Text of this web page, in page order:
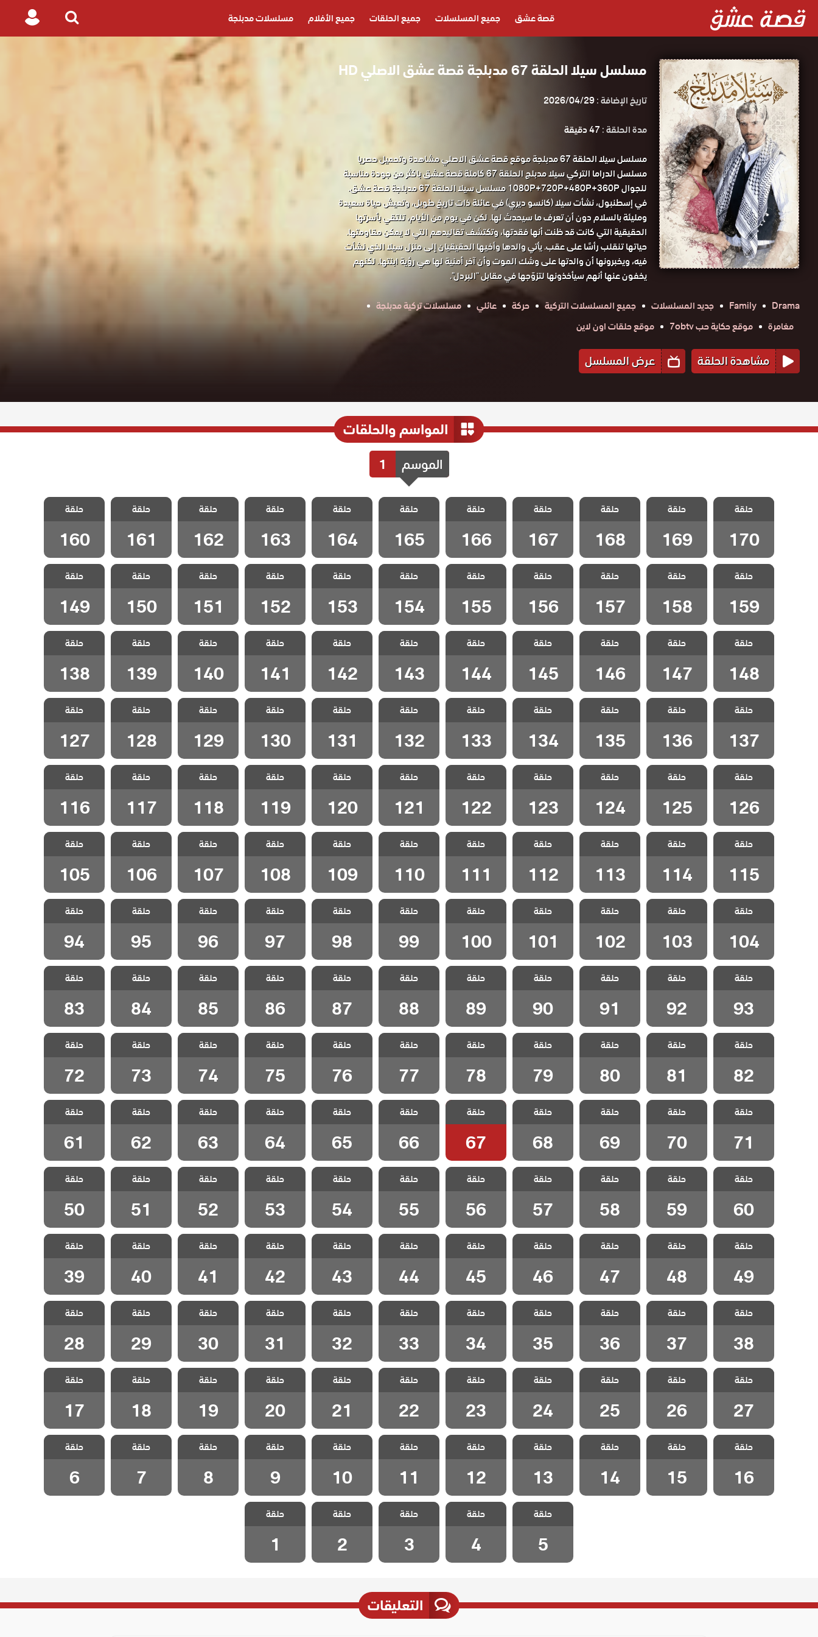
قصة عشق جميع المسلسلات جميع الحلقات جميع الأفلام مسلسلات مدبلجة
Search
Login
مسلسل سيلا الحلقة 67 مدبلجة قصة عشق الاصلي HD
تاريخ الإضافة :2026/04/29
مدة الحلقة :47 دقيقة
مسلسل سيلا الحلقة 67 مدبلجة موقع قصة عشق الاصلي مشاهدة وتحميل حصريا
مسلسل الدراما التركي سيلا مدبلج الحلقة 67 كاملة قصة عشق باكثر من جودة مناسبة
للجوال 1080P+720P+480P+360P مسلسل سيلا الحلقة 67 مدبلجة قصة عشق.
في إسطنبول، نشأت سيلا (كانسو ديري) في عائلة ذات تاريخ طويل، وتعيش حياة سعيدة
ومليئة بالسلام دون أن تعرف ما سيحدث لها. لكن في يوم من الأيام، تلتقي بأسرتها
الحقيقية التي كانت قد ظنت أنها فقدتها، وتكتشف تقاليدهم التي لا يمكن مقاومتها.
حياتها تنقلب رأسًا على عقب. يأتي والدها وأخيها الحقيقيان إلى منزل سيلا الذي نشأت
فيه، ويخبرونها أن والدتها على وشك الموت وأن آخر أمنية لها هي رؤية ابنتها. لكنهم
يخفون عنها أنهم سيأخذونها لتزوّجها في مقابل "البردل".
Drama
Family جديد المسلسلات جميع المسلسلات التركية حركة عائلي
مسلسلات تركية مدبلجة
مغامرة
موقع حكاية حب 7obtv موقع حلقات اون لاين
مشاهدة الحلقة عرض المسلسل
المواسم والحلقات
الموسم 1
مسلسل سيلا
مدبلج الحلقة
170 والاخيرة
حلقة
170
مسلسل سيلا
مدبلج الحلقة
169
حلقة
169
مسلسل سيلا
مدبلج الحلقة
168
حلقة
168
مسلسل سيلا
مدبلج الحلقة
167
حلقة
167
مسلسل سيلا
مدبلج الحلقة
166
حلقة
166
مسلسل سيلا
مدبلج الحلقة
165
حلقة
165
مسلسل سيلا
مدبلج الحلقة
164
حلقة
164
مسلسل سيلا
مدبلج الحلقة
163
حلقة
163
مسلسل سيلا
مدبلج الحلقة
162
حلقة
162
مسلسل سيلا
مدبلج الحلقة
161
حلقة
161
مسلسل سيلا
مدبلج الحلقة
160
حلقة
160
مسلسل سيلا
مدبلج الحلقة
159
حلقة
159
مسلسل سيلا
مدبلج الحلقة
158
حلقة
158
مسلسل سيلا
مدبلج الحلقة
157
حلقة
157
مسلسل سيلا
مدبلج الحلقة
156
حلقة
156
مسلسل سيلا
مدبلج الحلقة
155
حلقة
155
مسلسل سيلا
مدبلج الحلقة
154
حلقة
154
مسلسل سيلا
مدبلج الحلقة
153
حلقة
153
مسلسل سيلا
مدبلج الحلقة
152
حلقة
152
مسلسل سيلا
مدبلج الحلقة
151
حلقة
151
مسلسل سيلا
مدبلج الحلقة
150
حلقة
150
مسلسل سيلا
مدبلج الحلقة
149
حلقة
149
مسلسل سيلا
مدبلج الحلقة
148
حلقة
148
مسلسل سيلا
مدبلج الحلقة
147
حلقة
147
مسلسل سيلا
مدبلج الحلقة
146
حلقة
146
مسلسل سيلا
مدبلج الحلقة
145
حلقة
145
مسلسل سيلا
مدبلج الحلقة
144
حلقة
144
مسلسل سيلا
مدبلج الحلقة
143
حلقة
143
مسلسل سيلا
مدبلج الحلقة
142
حلقة
142
مسلسل سيلا
مدبلج الحلقة
141
حلقة
141
مسلسل سيلا
مدبلج الحلقة
140
حلقة
140
مسلسل سيلا
مدبلج الحلقة
139
حلقة
139
مسلسل سيلا
مدبلج الحلقة
138
حلقة
138
مسلسل سيلا
مدبلج الحلقة
137
حلقة
137
مسلسل سيلا
مدبلج الحلقة
136
حلقة
136
مسلسل سيلا
مدبلج الحلقة
135
حلقة
135
مسلسل سيلا
مدبلج الحلقة
134
حلقة
134
مسلسل سيلا
مدبلج الحلقة
133
حلقة
133
مسلسل سيلا
مدبلج الحلقة
132
حلقة
132
مسلسل سيلا
مدبلج الحلقة
131
حلقة
131
مسلسل سيلا
مدبلج الحلقة
130
حلقة
130
مسلسل سيلا
مدبلج الحلقة
129
حلقة
129
مسلسل سيلا
مدبلج الحلقة
128
حلقة
128
مسلسل سيلا
مدبلج الحلقة
127
حلقة
127
مسلسل سيلا
مدبلج الحلقة
126
حلقة
126
مسلسل سيلا
مدبلج الحلقة
125
حلقة
125
مسلسل سيلا
مدبلج الحلقة
124
حلقة
124
مسلسل سيلا
مدبلج الحلقة
123
حلقة
123
مسلسل سيلا
مدبلج الحلقة
122
حلقة
122
مسلسل سيلا
مدبلج الحلقة
121
حلقة
121
مسلسل سيلا
مدبلج الحلقة
120
حلقة
120
مسلسل سيلا
مدبلج الحلقة
119
حلقة
119
مسلسل سيلا
مدبلج الحلقة
118
حلقة
118
مسلسل سيلا
مدبلج الحلقة
117
حلقة
117
مسلسل سيلا
مدبلج الحلقة
116
حلقة
116
مسلسل سيلا
مدبلج الحلقة
115
حلقة
115
مسلسل سيلا
مدبلج الحلقة
114
حلقة
114
مسلسل سيلا
مدبلج الحلقة
113
حلقة
113
مسلسل سيلا
مدبلج الحلقة
112
حلقة
112
مسلسل سيلا
مدبلج الحلقة
111
حلقة
111
مسلسل سيلا
مدبلج الحلقة
110
حلقة
110
مسلسل سيلا
مدبلج الحلقة
109
حلقة
109
مسلسل سيلا
مدبلج الحلقة
108
حلقة
108
مسلسل سيلا
مدبلج الحلقة
107
حلقة
107
مسلسل سيلا
مدبلج الحلقة
106
حلقة
106
مسلسل سيلا
مدبلج الحلقة
105
حلقة
105
مسلسل سيلا
مدبلج الحلقة
104
حلقة
104
مسلسل سيلا
مدبلج الحلقة
103
حلقة
103
مسلسل سيلا
مدبلج الحلقة
102
حلقة
102
مسلسل سيلا
مدبلج الحلقة
101
حلقة
101
مسلسل سيلا
مدبلج الحلقة
100
حلقة
100
مسلسل سيلا
مدبلج الحلقة 99
حلقة
99
مسلسل سيلا
مدبلج الحلقة 98
حلقة
98
مسلسل سيلا
مدبلج الحلقة 97
حلقة
97
مسلسل سيلا
مدبلج الحلقة 96
حلقة
96
مسلسل سيلا
مدبلج الحلقة 95
حلقة
95
مسلسل سيلا
مدبلج الحلقة 94
حلقة
94
مسلسل سيلا
مدبلج الحلقة 93
حلقة
93
مسلسل سيلا
مدبلج الحلقة 92
حلقة
92
مسلسل سيلا
مدبلج الحلقة 91
حلقة
91
مسلسل سيلا
مدبلج الحلقة 90
حلقة
90
مسلسل سيلا
مدبلج الحلقة 89
حلقة
89
مسلسل سيلا
مدبلج الحلقة 88
حلقة
88
مسلسل سيلا
مدبلج الحلقة 87
حلقة
87
مسلسل سيلا
مدبلج الحلقة 86
حلقة
86
مسلسل سيلا
مدبلج الحلقة 85
حلقة
85
مسلسل سيلا
مدبلج الحلقة 84
حلقة
84
مسلسل سيلا
مدبلج الحلقة 83
حلقة
83
مسلسل سيلا
مدبلج الحلقة 82
حلقة
82
مسلسل سيلا
مدبلج الحلقة 81
حلقة
81
مسلسل سيلا
مدبلج الحلقة 80
حلقة
80
مسلسل سيلا
مدبلج الحلقة 79
حلقة
79
مسلسل سيلا
مدبلج الحلقة 78
حلقة
78
مسلسل سيلا
مدبلج الحلقة 77
حلقة
77
مسلسل سيلا
مدبلج الحلقة 76
حلقة
76
مسلسل سيلا
مدبلج الحلقة 75
حلقة
75
مسلسل سيلا
مدبلج الحلقة 74
حلقة
74
مسلسل سيلا
مدبلج الحلقة 73
حلقة
73
مسلسل سيلا
مدبلج الحلقة 72
حلقة
72
مسلسل سيلا
مدبلج الحلقة 71
حلقة
71
مسلسل سيلا
مدبلج الحلقة 70
حلقة
70
مسلسل سيلا
مدبلج الحلقة 69
حلقة
69
مسلسل سيلا
مدبلج الحلقة 68
حلقة
68
مسلسل سيلا
مدبلج الحلقة 67
حلقة
67
مسلسل سيلا
مدبلج الحلقة 66
حلقة
66
مسلسل سيلا
مدبلج الحلقة 65
حلقة
65
مسلسل سيلا
مدبلج الحلقة 64
حلقة
64
مسلسل سيلا
مدبلج الحلقة 63
حلقة
63
مسلسل سيلا
مدبلج الحلقة 62
حلقة
62
مسلسل سيلا
مدبلج الحلقة 61
حلقة
61
مسلسل سيلا
مدبلج الحلقة 60
حلقة
60
مسلسل سيلا
مدبلج الحلقة 59
حلقة
59
مسلسل سيلا
مدبلج الحلقة 58
حلقة
58
مسلسل سيلا
مدبلج الحلقة 57
حلقة
57
مسلسل سيلا
مدبلج الحلقة 56
حلقة
56
مسلسل سيلا
مدبلج الحلقة 55
حلقة
55
مسلسل سيلا
مدبلج الحلقة 54
حلقة
54
مسلسل سيلا
مدبلج الحلقة 53
حلقة
53
مسلسل سيلا
مدبلج الحلقة 52
حلقة
52
مسلسل سيلا
مدبلج الحلقة 51
حلقة
51
مسلسل سيلا
مدبلج الحلقة 50
حلقة
50
مسلسل سيلا
مدبلج الحلقة 49
حلقة
49
مسلسل سيلا
مدبلج الحلقة 48
حلقة
48
مسلسل سيلا
مدبلج الحلقة 47
حلقة
47
مسلسل سيلا
مدبلج الحلقة 46
حلقة
46
مسلسل سيلا
مدبلج الحلقة 45
حلقة
45
مسلسل سيلا
مدبلج الحلقة 44
حلقة
44
مسلسل سيلا
مدبلج الحلقة 43
حلقة
43
مسلسل سيلا
مدبلج الحلقة 42
حلقة
42
مسلسل سيلا
مدبلج الحلقة 41
حلقة
41
مسلسل سيلا
مدبلج الحلقة 40
حلقة
40
مسلسل سيلا
مدبلج الحلقة 39
حلقة
39
مسلسل سيلا
مدبلج الحلقة 38
حلقة
38
مسلسل سيلا
مدبلج الحلقة 37
حلقة
37
مسلسل سيلا
مدبلج الحلقة 36
حلقة
36
مسلسل سيلا
مدبلج الحلقة 35
حلقة
35
مسلسل سيلا
مدبلج الحلقة 34
حلقة
34
مسلسل سيلا
مدبلج الحلقة 33
حلقة
33
مسلسل سيلا
مدبلج الحلقة 32
حلقة
32
مسلسل سيلا
مدبلج الحلقة 31
حلقة
31
مسلسل سيلا
مدبلج الحلقة 30
حلقة
30
مسلسل سيلا
مدبلج الحلقة 29
حلقة
29
مسلسل سيلا
مدبلج الحلقة 28
حلقة
28
مسلسل سيلا
مدبلج الحلقة 27
حلقة
27
مسلسل سيلا
مدبلج الحلقة 26
حلقة
26
مسلسل سيلا
مدبلج الحلقة 25
حلقة
25
مسلسل سيلا
مدبلج الحلقة 24
حلقة
24
مسلسل سيلا
مدبلج الحلقة 23
حلقة
23
مسلسل سيلا
مدبلج الحلقة 22
حلقة
22
مسلسل سيلا
مدبلج الحلقة 21
حلقة
21
مسلسل سيلا
مدبلج الحلقة 20
حلقة
20
مسلسل سيلا
مدبلج الحلقة 19
حلقة
19
مسلسل سيلا
مدبلج الحلقة 18
حلقة
18
مسلسل سيلا
مدبلج الحلقة 17
حلقة
17
مسلسل سيلا
مدبلج الحلقة 16
حلقة
16
مسلسل سيلا
مدبلج الحلقة 15
حلقة
15
مسلسل سيلا
مدبلج الحلقة 14
حلقة
14
مسلسل سيلا
مدبلج الحلقة 13
حلقة
13
مسلسل سيلا
مدبلج الحلقة 12
حلقة
12
مسلسل سيلا
مدبلج الحلقة 11
حلقة
11
مسلسل سيلا
مدبلج الحلقة 10
حلقة
10
مسلسل سيلا
مدبلج الحلقة 9
حلقة
9
مسلسل سيلا
مدبلج الحلقة 8
حلقة
8
مسلسل سيلا
مدبلج الحلقة 7
حلقة
7
مسلسل سيلا
مدبلج الحلقة 6
حلقة
6
مسلسل سيلا
مدبلج الحلقة 5
حلقة
5
مسلسل سيلا
مدبلج الحلقة 4
حلقة
4
مسلسل سيلا
مدبلج الحلقة 3
حلقة
3
مسلسل سيلا
مدبلج الحلقة 2
حلقة
2
مسلسل سيلا
مدبلج الحلقة 1
حلقة
1
التعليقات